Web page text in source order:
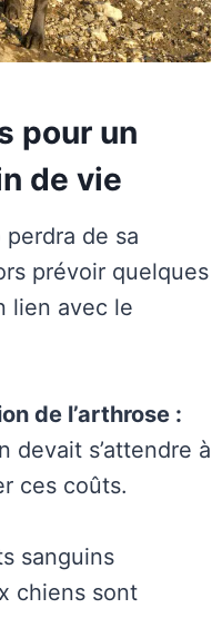
pour un
de vie
de sa
prévoir quelques
lien avec le
de l’arthrose :
devait s’attendre à
ces coûts.
sanguins
chiens sont